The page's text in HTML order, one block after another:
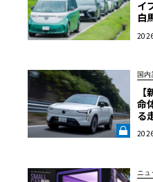
イ
白
国
命
る
AB
ニュ